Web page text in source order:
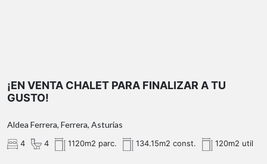
¡EN VENTA CHALET PARA FINALIZAR A TU
GUSTO!
Aldea Ferrera, Ferrera, Asturias
4 4 1120m2 parc. 134.15m2 const. 120m2 util